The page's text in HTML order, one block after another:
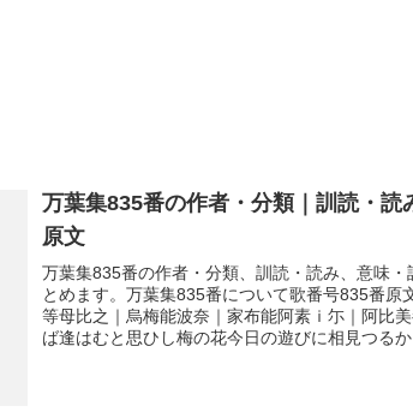
万葉集835番の作者・分類｜訓読・読
原文
万葉集835番の作者・分類、訓読・読み、意味・
とめます。万葉集835番について歌番号835番原
等母比之｜烏梅能波奈｜家布能阿素ｉ尓｜阿比
ば逢はむと思ひし梅の花今日の遊びに相見つる